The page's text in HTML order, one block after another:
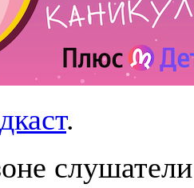
.